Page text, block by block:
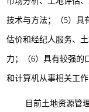
技术与方法；（5）具
估价和经纪人服务、
力；（6）具有较强的
和计算机从事相关工
目前土地资源管